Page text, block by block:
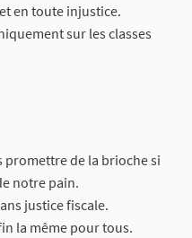
en toute injustice.
sur les classes
promettre de la brioche si
notre pain.
justice fiscale.
la même pour tous.